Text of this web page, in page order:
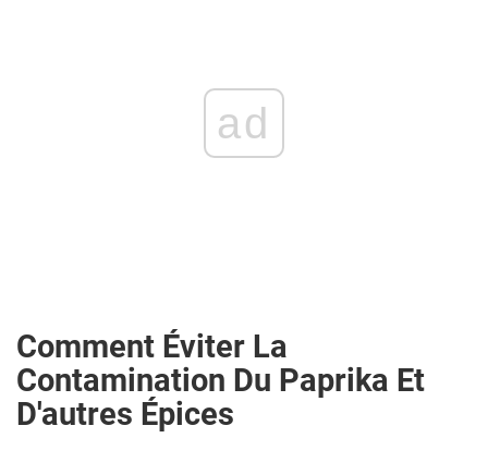
ad
Comment Éviter La
Contamination Du Paprika Et
D'autres Épices